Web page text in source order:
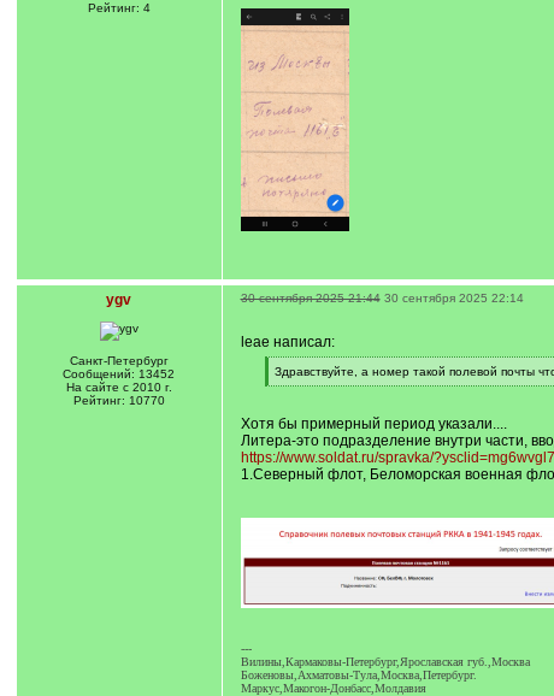
Рейтинг: 4
ygv
Санкт-Петербург
Сообщений: 13452
На сайте с 2010 г.
Рейтинг: 10770
30 сентября 2025 21:44 30 сентября 2025 22:14
leae написал:
[
q
Здравствуйте, а номер такой полевой почты
[
Хотя бы примерный период указали....
Литера-это подразделение внутри части,
https://www.soldat.ru/spravka/
1.Северный флот, Беломорская военная
---
Вилины,Кармаковы-Петербург,Ярославская губ.,Москва
Боженовы,Ахматовы-Тула,Москва,Петербург.
Маркус,Макогон-Донбасс,Молдавия